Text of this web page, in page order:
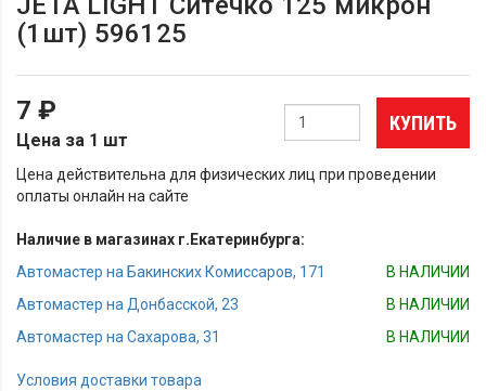
(1шт) 596125
7 ₽
Цена за 1 шт
КУПИТЬ
Цена действительна для физических лиц при проведении
оплаты онлайн на сайте
Наличие в магазинах г.Екатеринбурга:
Автомастер на Бакинских Комиссаров, 171
В НАЛИЧИИ
Автомастер на Донбасской, 23
В НАЛИЧИИ
Автомастер на Сахарова, 31
В НАЛИЧИИ
Условия доставки товара